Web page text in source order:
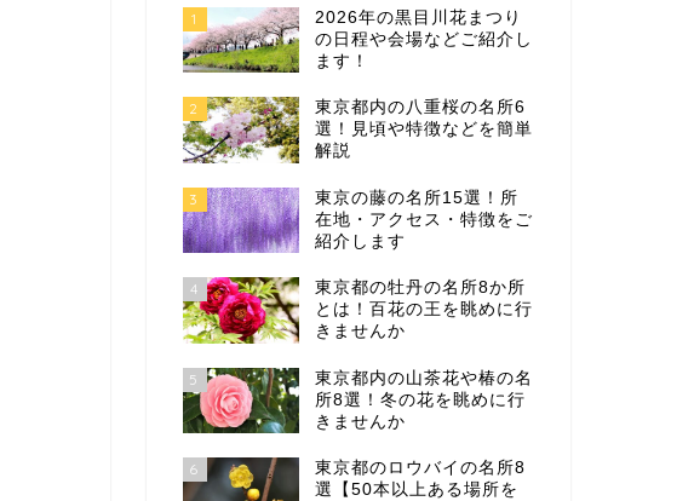
1
2026年の黒目川花まつり
の日程や会場などご紹介し
ます！
2
東京都内の八重桜の名所6
選！見頃や特徴などを簡単
解説
3
東京の藤の名所15選！所
在地・アクセス・特徴をご
紹介します
4
東京都の牡丹の名所8か所
とは！百花の王を眺めに行
きませんか
5
東京都内の山茶花や椿の名
所8選！冬の花を眺めに行
きませんか
6
東京都のロウバイの名所8
選【50本以上ある場所を